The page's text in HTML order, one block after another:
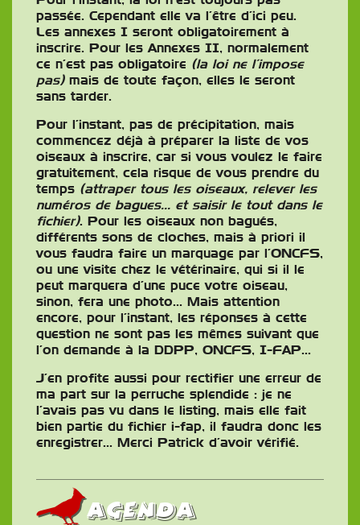
passée. Cependant elle va l’être d’ici peu.
Les annexes I seront obligatoirement à
inscrire. Pour les Annexes II, normalement
ce n’est pas obligatoire (la loi ne l’impose
pas)mais de toute façon, elles le seront
sans tarder.
Pour l’instant, pas de précipitation, mais
commencez déjà à préparer la liste de vos
oiseaux à inscrire, car si vous voulez le faire
gratuitement, cela risque de vous prendre du
temps (attraper tous les oiseaux, relever les
numéros de bagues… et saisir le tout dans le
fichier). Pour les oiseaux non bagués,
différents sons de cloches, mais à priori il
vous faudra faire un marquage par l’ONCFS,
ou une visite chez le vétérinaire, qui si il le
peut marquera d’une puce votre oiseau,
sinon, fera une photo… Mais attention
encore, pour l’instant, les réponses à cette
question ne sont pas les mêmes suivant que
l’on demande à la DDPP, ONCFS, I-FAP…
J’en profite aussi pour rectifier une erreur de
ma part sur la perruche splendide : je ne
l’avais pas vu dans le listing, mais elle fait
bien partie du fichier i-fap, il faudra donc les
enregistrer… Merci Patrick d’avoir vérifié.
AGENDA